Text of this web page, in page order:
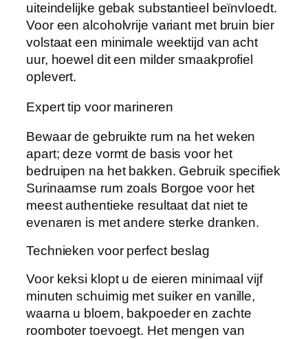
uiteindelijke gebak substantieel beïnvloedt.
Voor een alcoholvrije variant met bruin bier
volstaat een minimale weektijd van acht
uur, hoewel dit een milder smaakprofiel
oplevert.
Expert tip voor marineren
Bewaar de gebruikte rum na het weken
apart; deze vormt de basis voor het
bedruipen na het bakken. Gebruik specifiek
Surinaamse rum zoals Borgoe voor het
meest authentieke resultaat dat niet te
evenaren is met andere sterke dranken.
Technieken voor perfect beslag
Voor keksi klopt u de eieren minimaal vijf
minuten schuimig met suiker en vanille,
waarna u bloem, bakpoeder en zachte
roomboter toevoegt. Het mengen van